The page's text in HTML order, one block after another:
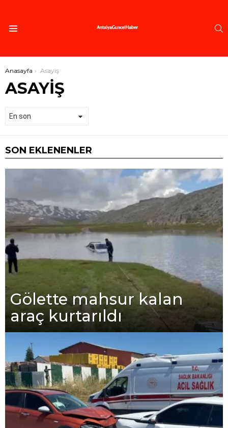
Buradasınız:
Anasayfa Asayiş
ASAYIŞ
SON EKLENENLER
Gölette mahsur kalan
araç kurtarıldı